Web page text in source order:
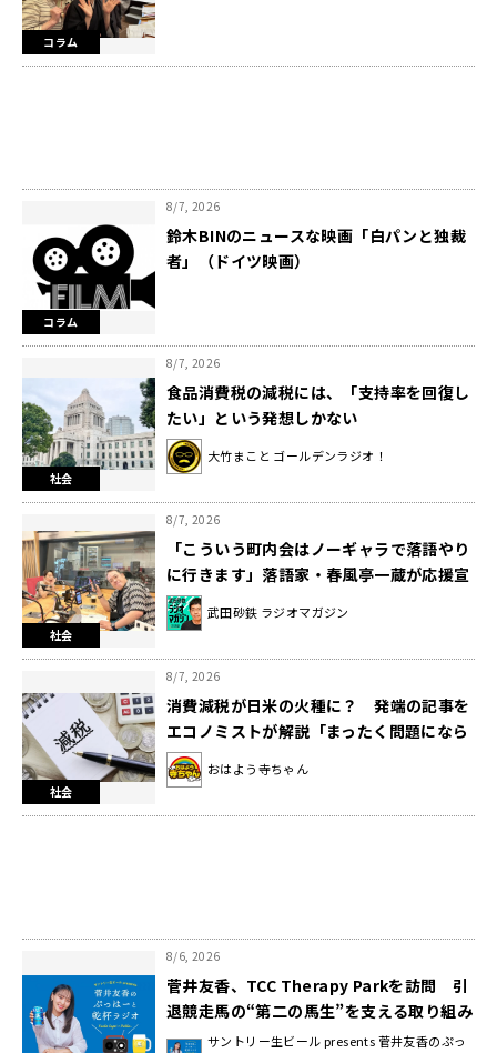
コラム
コラム
8/7, 2026
鈴木BINのニュースな映画「白パンと独裁
者」（ドイツ映画）
社会
8/7, 2026
食品消費税の減税には、「支持率を回復し
たい」という発想しかない
大竹まこと ゴールデンラジオ！
社会
8/7, 2026
「こういう町内会はノーギャラで落語やり
に行きます」落語家・春風亭一蔵が応援宣
言！
武田砂鉄 ラジオマガジン
社会
8/7, 2026
消費減税が日米の火種に？ 発端の記事を
エコノミストが解説「まったく問題になら
ない」
おはよう寺ちゃん
8/6, 2026
菅井友香、TCC Therapy Parkを訪問 引
退競走馬の“第二の馬生”を支える取り組み
に感動！サントリー生ビール presents 菅井友香のぷっ